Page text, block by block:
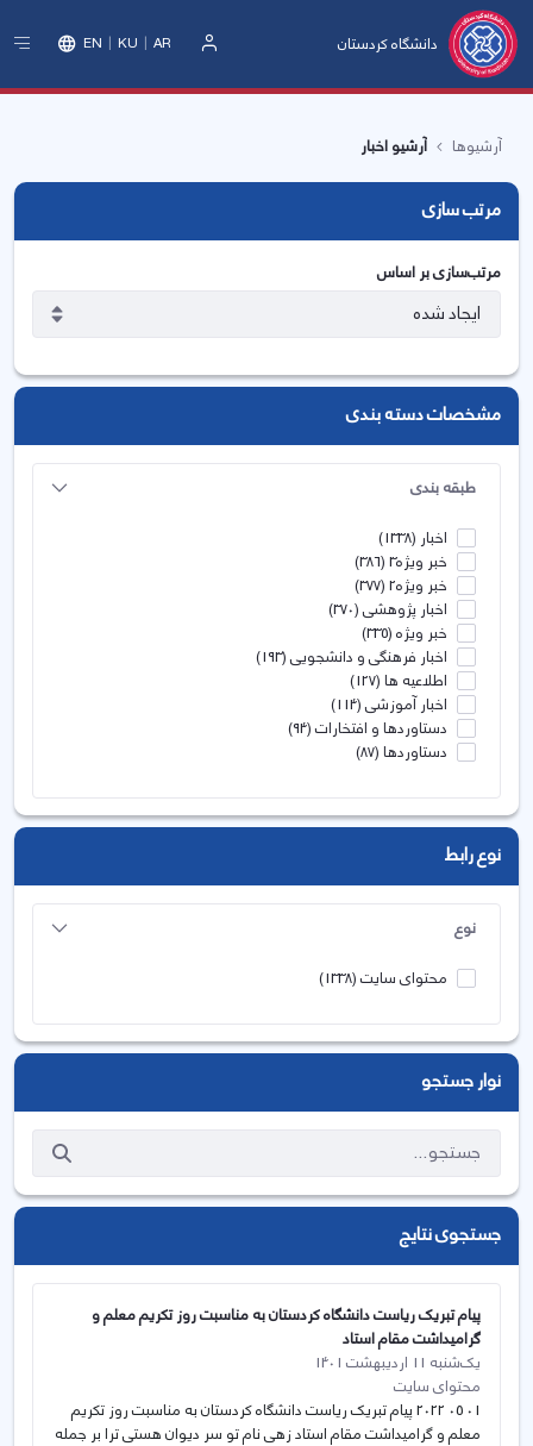
دانشگاه کردستان EN KU AR
آرشیوها آرشیو اخبار
مرتب سازی
مرتب‌سازی بر اساس
مشخصات دسته بندی
طبقه بندی
اخبار (1338)
خبر ویژه3 (386)
خبر ویژه2 (377)
اخبار پژوهشی(370)
خبر ویژه(335)
اخبار فرهنگی و دانشجویی(193)
اطلاعیه ها(127)
اخبار آموزشی(114)
دستاوردها و افتخارات(94)
دستاوردها(87)
نوع رابط
نوع
محتوای سایت(1338)
نوار جستجو
جستجوی نتایج
پیام تبریک ریاست دانشگاه کردستان به مناسبت روز تکریم معلم و
گرامیداشت مقام استاد
یک‌شنبه 11 اردیبهشت 1401
محتوای سایت
01 05 2022 پیام تبریک ریاست دانشگاه کردستان به مناسبت روز تکریم
معلم و گرامیداشت مقام استاد زهی نام تو سر دیوان هستی ترا بر جمله